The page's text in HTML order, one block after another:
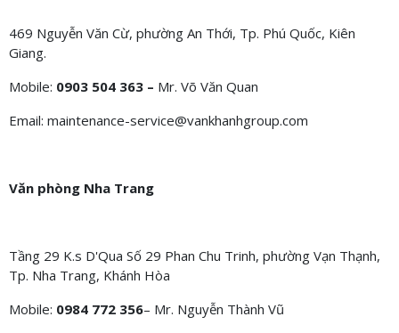
469 Nguyễn Văn Cừ, phường An Thới, Tp. Phú Quốc, Kiên
Giang.
Mobile: 0903 504 363 – Mr. Võ Văn Quan
Email: maintenance-service@vankhanhgroup.com
Văn phòng Nha Trang
Tầng 29 K.s D'Qua Số 29 Phan Chu Trinh, phường Vạn Thạnh,
Tp. Nha Trang, Khánh Hòa
Mobile: 0984 772 356– Mr. Nguyễn Thành Vũ